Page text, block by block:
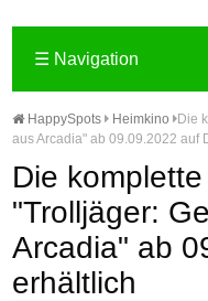
☰ Navigation
HappySpots Heimkino
Die
aus Arcadia" ab 09.09.2022 auf
Die
"Trolljäger:
Arcadia" ab
erhältlich